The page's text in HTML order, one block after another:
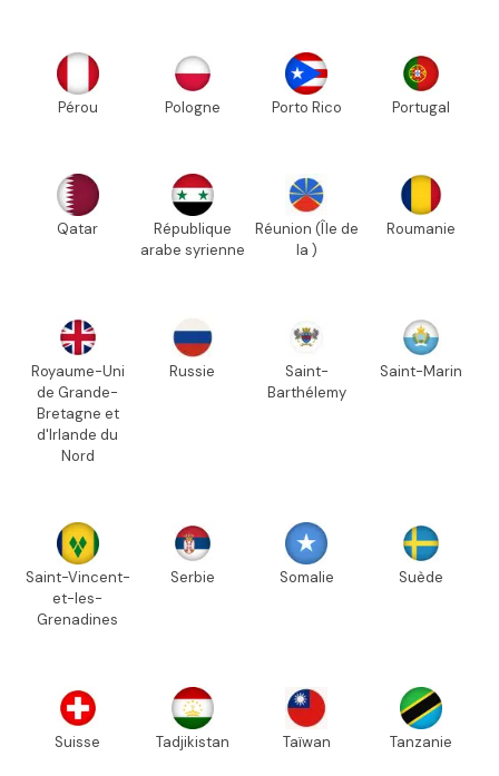
Pérou Pologne Porto Rico Portugal
Qatar
République
arabe syrienne
Réunion (Île de
la )
Roumanie
Royaume-Uni
de Grande-
Bretagne et
d'Irlande du
Nord
Russie
Saint-
Barthélemy
Saint-Marin
Saint-Vincent-
et-les-
Grenadines
Serbie Somalie Suède
Suisse Tadjikistan Taïwan Tanzanie